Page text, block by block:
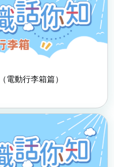
電動行李箱篇）